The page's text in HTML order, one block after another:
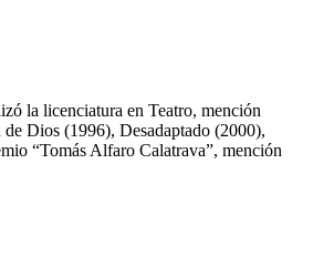
la licenciatura en Teatro, mención
Dios (1996), Desadaptado (2000),
“Tomás Alfaro Calatrava”, mención